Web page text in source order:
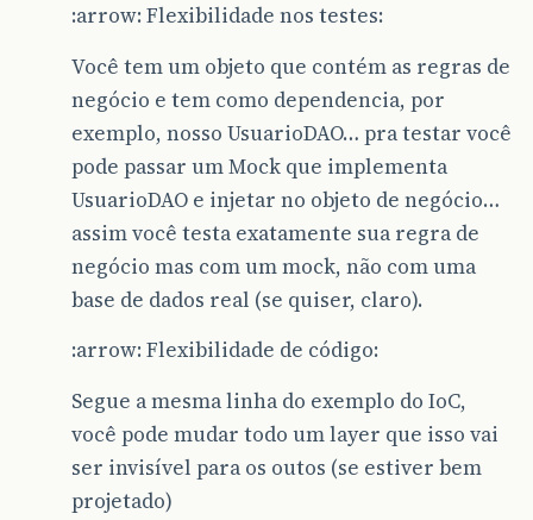
:arrow: Flexibilidade nos testes:
Você tem um objeto que contém as regras de
negócio e tem como dependencia, por
exemplo, nosso UsuarioDAO… pra testar você
pode passar um Mock que implementa
UsuarioDAO e injetar no objeto de negócio…
assim você testa exatamente sua regra de
negócio mas com um mock, não com uma
base de dados real (se quiser, claro).
:arrow: Flexibilidade de código:
Segue a mesma linha do exemplo do IoC,
você pode mudar todo um layer que isso vai
ser invisível para os outos (se estiver bem
projetado)